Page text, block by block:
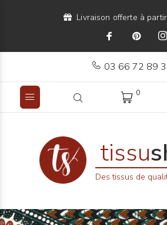
Livraison offerte à
03 66 72 89
0
tissu
Des tissus de